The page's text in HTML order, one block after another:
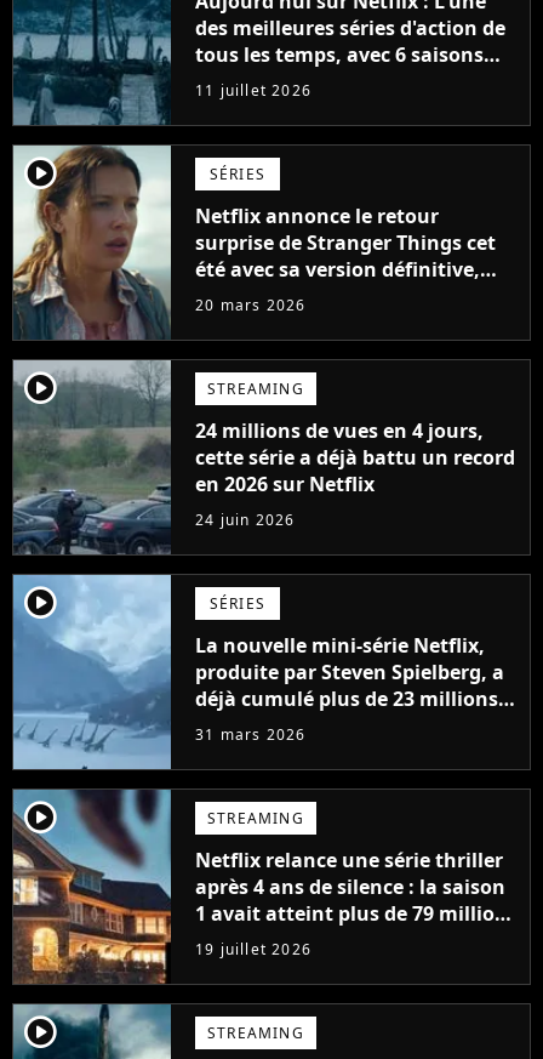
des meilleures séries d'action de
tous les temps, avec 6 saisons
parfaites
11 juillet 2026
player2 SÉRIES
Netflix annonce le retour
surprise de Stranger Things cet
été avec sa version définitive,
une décision historique
20 mars 2026
player2 STREAMING
24 millions de vues en 4 jours,
cette série a déjà battu un record
en 2026 sur Netflix
24 juin 2026
player2 SÉRIES
La nouvelle mini-série Netflix,
produite par Steven Spielberg, a
déjà cumulé plus de 23 millions
de vues
31 mars 2026
player2 STREAMING
Netflix relance une série thriller
après 4 ans de silence : la saison
1 avait atteint plus de 79 millions
de vues
19 juillet 2026
player2 STREAMING